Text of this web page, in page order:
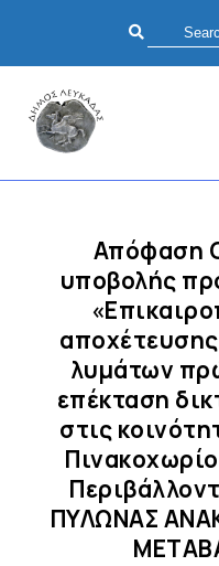
Απόφαση
υποβολής
λυμάτων
επέκταση
στις
ΠΥΛΩΝΑΣ